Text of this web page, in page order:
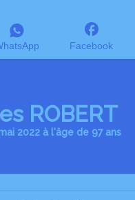
Facebook
ROBERT
2022 à l'âge de 97 ans